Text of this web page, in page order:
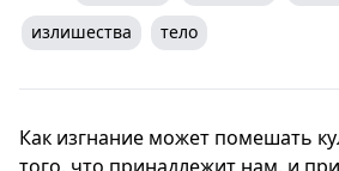
излишества
тело
Как изгнание может помешать
того, что принадлежит нам, и